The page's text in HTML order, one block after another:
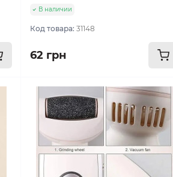
В наличии
Код товара:31148
62 грн